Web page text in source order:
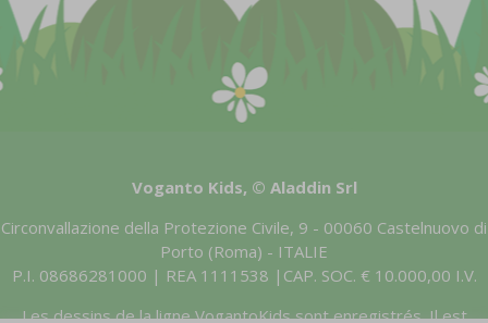
Voganto Kids, © Aladdin Srl
Circonvallazione della Protezione Civile, 9 - 00060 Castelnuovo di
Porto (Roma) - ITALIE
P.I. 08686281000 | REA 1111538 |CAP. SOC. € 10.000,00 I.V.
Les dessins de la ligne VogantoKids sont enregistrés. Il est